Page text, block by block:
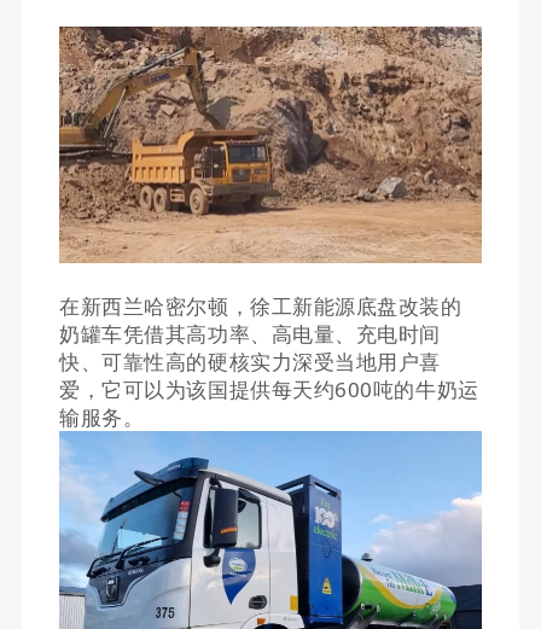
在新西兰哈密尔顿，徐工新能源底盘改装的
奶罐车凭借其高功率、高电量、充电时间
快、可靠性高的硬核实力深受当地用户喜
爱，它可以为该国提供每天约600吨的牛奶运
输服务。